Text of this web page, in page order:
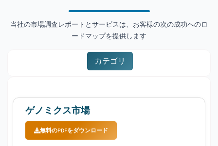
当社の市場調査レポートとサービスは、お客様の次の成功へのロ
ードマップを提供します
カテゴリ
ゲノミクス市場
無料のPDFをダウンロード